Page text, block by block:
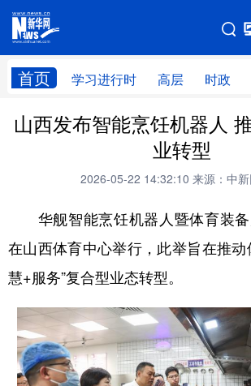
首页 学习进行时 高层 时政
网站地图
学习进行时 高层 时政
全球连线
科技 科创 量子
文化 书画 健康
法律 中央文件 金融
食品 人居 信息化
山西发布智能烹饪机器人
业转型
2026-05-22 14:32:10 来源：中
华舰智能烹饪机器人暨体育装备
在山西体育中心举行，此举旨在推动
慧+服务”复合型业态转型。